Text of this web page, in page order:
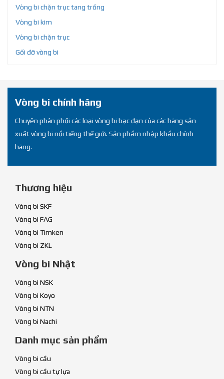
Vòng bi chặn trục tang trống
Vòng bi kim
Vòng bi chặn trục
Gối đỡ vòng bi
Vòng bi chính hãng
Chuyên phân phối các loại vòng bi bạc đạn của các hãng sản
xuất vòng bi nổi tiếng thế giới. Sản phẩm nhập khẩu chính
hãng.
Thương hiệu
Vòng bi SKF
Vòng bi FAG
Vòng bi Timken
Vòng bi ZKL
Vòng bi Nhật
Vòng bi NSK
Vòng bi Koyo
Vòng bi NTN
Vòng bi Nachi
Danh mục sản phẩm
Vòng bi cầu
Vòng bi cầu tự lựa